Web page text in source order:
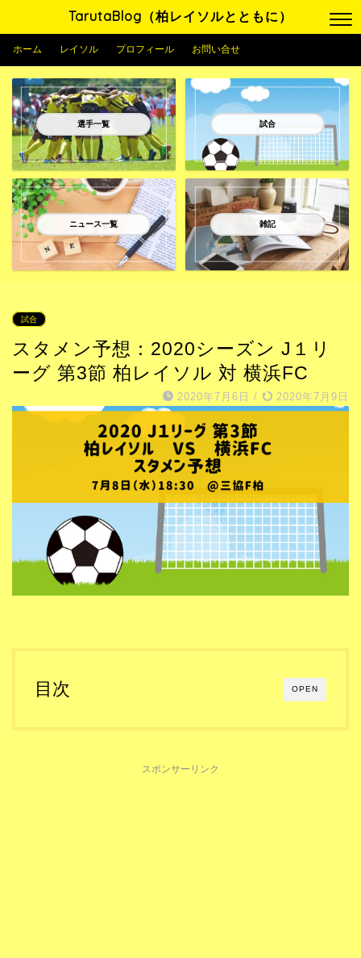
TarutaBlog（柏レイソルとともに）
ホーム レイソル プロフィール お問い合せ
選手一覧 試合
ニュース一覧 雑記
試合
スタメン予想：2020シーズン J１リ
ーグ 第3節 柏レイソル 対 横浜FC
2020年7月6日 / 2020年7月9日
OPEN
目次
スポンサーリンク